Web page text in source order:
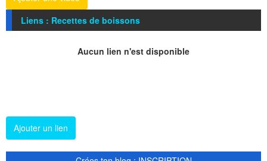
Liens : Recettes de boissons
Aucun lien n'est disponible
Ajouter un lien